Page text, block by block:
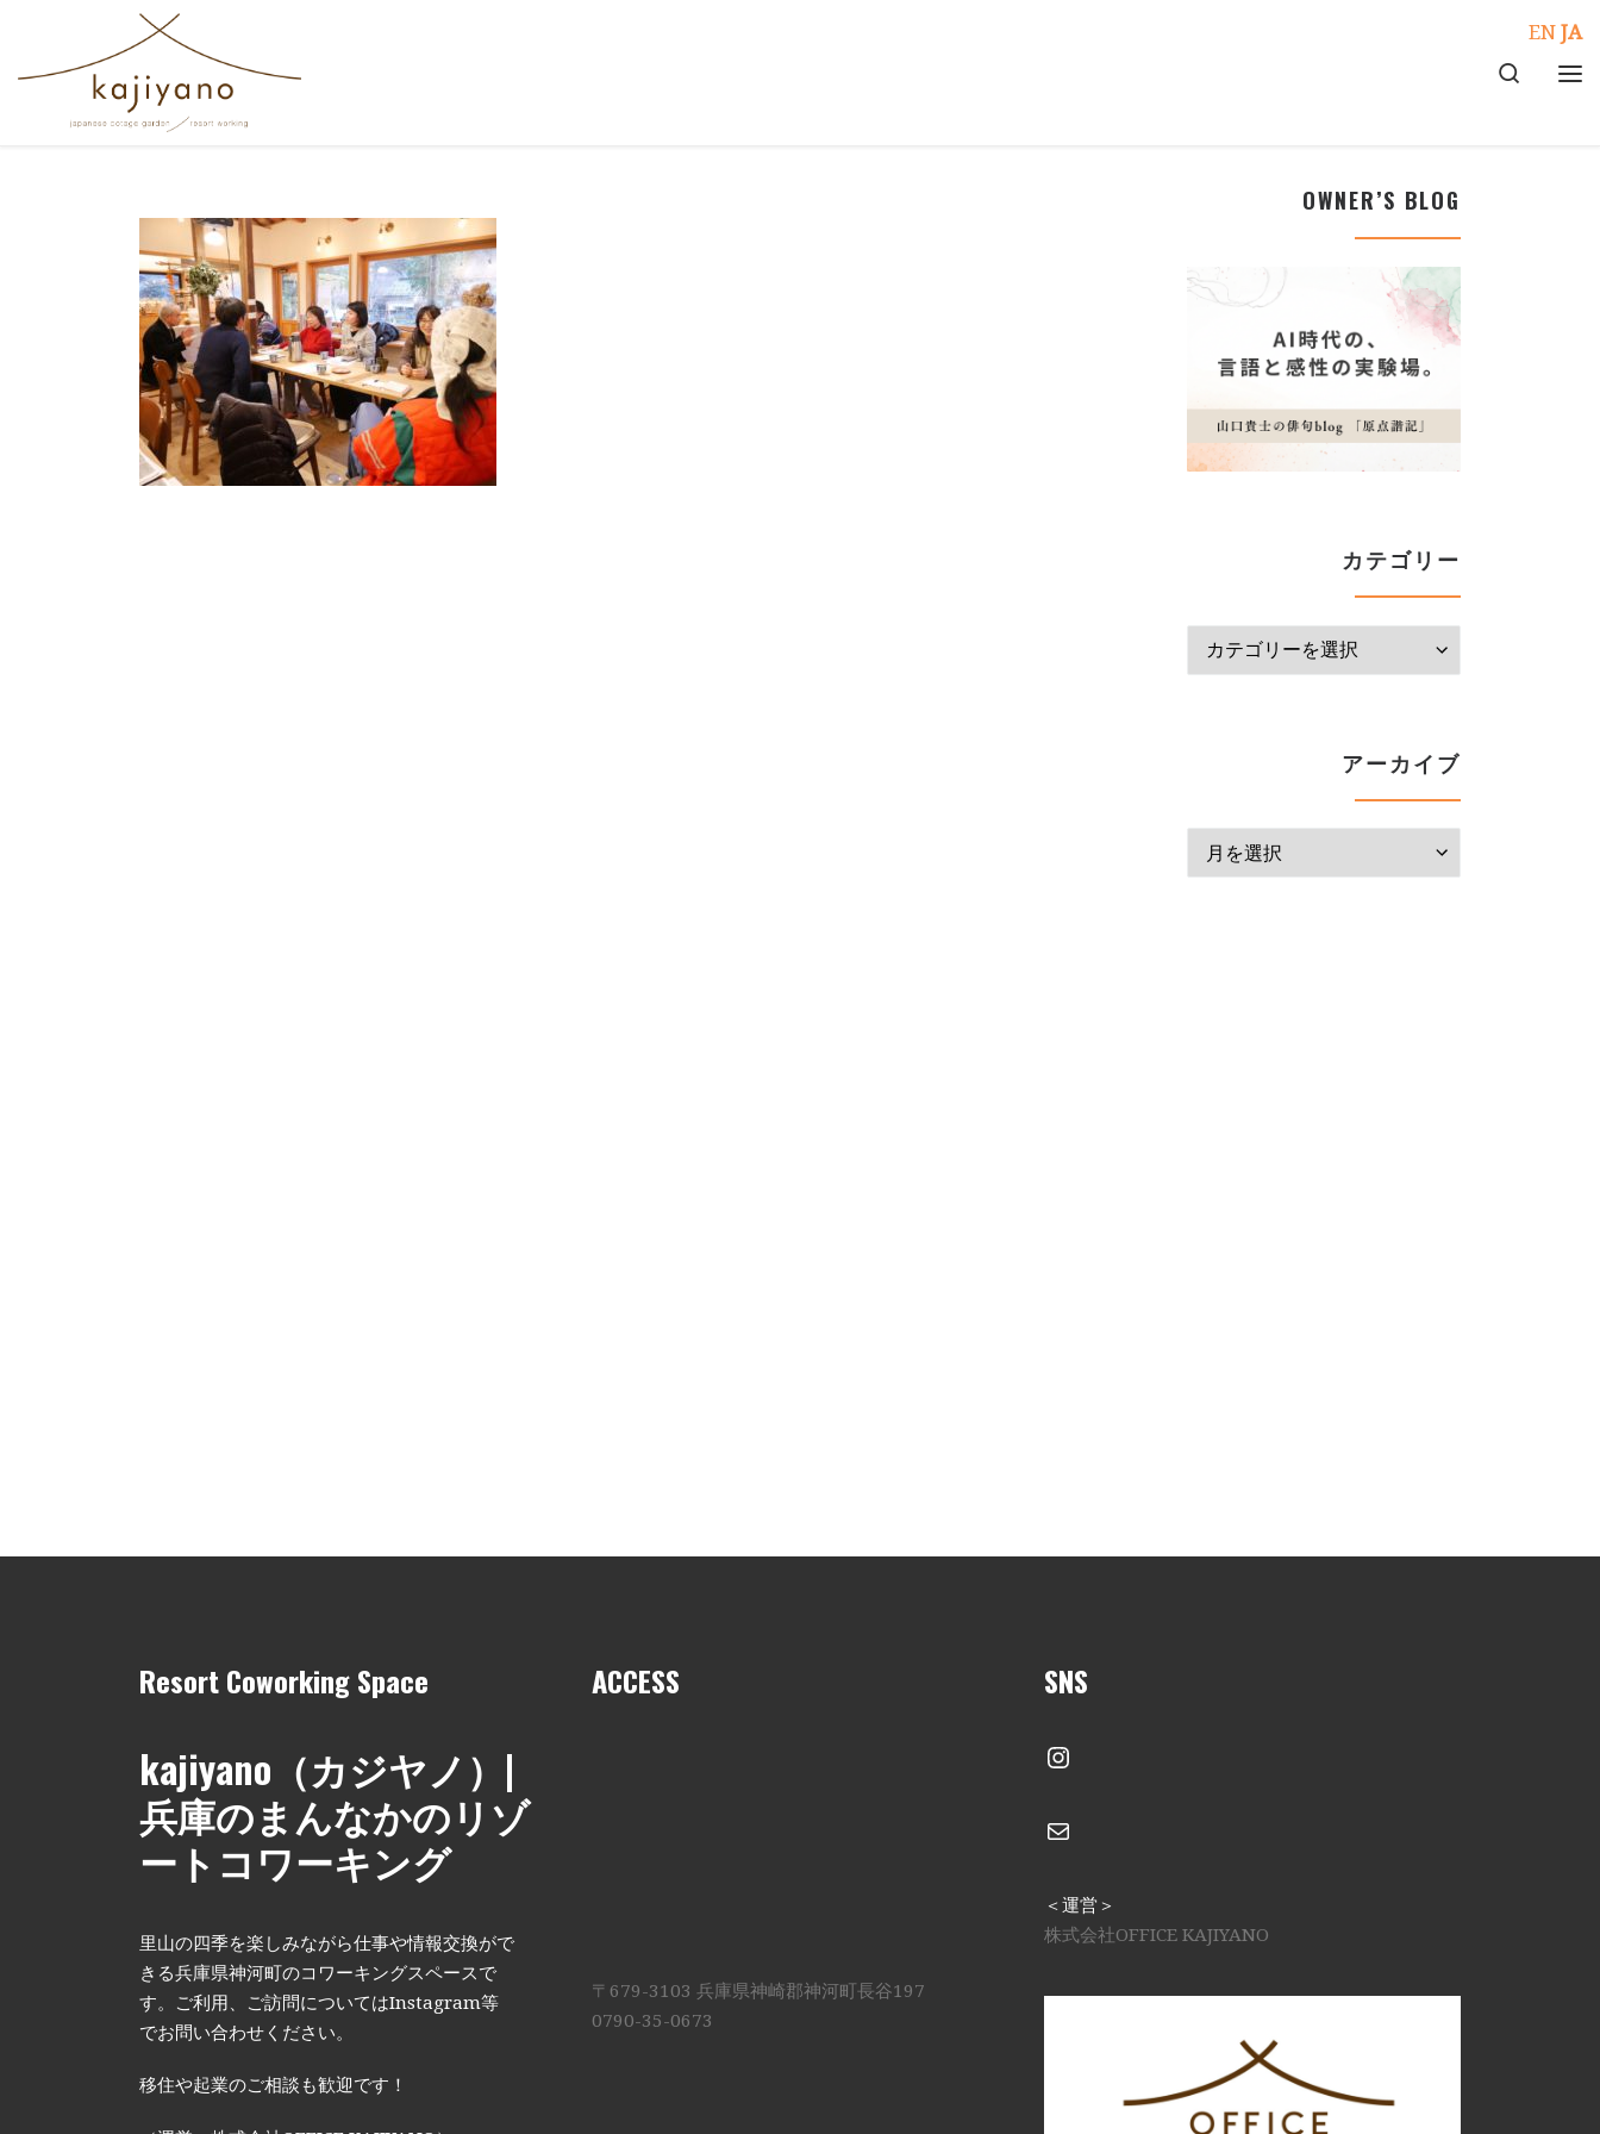
コンテンツへスキップ
Search
OWNER’S BLOG
カテゴリー
アーカイブ
Resort Coworking Space
kajiyano（カジヤノ）|
兵庫のまんなかのリゾ
ートコワーキング
里山の四季を楽しみながら仕事や情報交換がで
きる兵庫県神河町のコワーキングスペースで
す。ご利用、ご訪問についてはInstagram等
でお問い合わせください。
移住や起業のご相談も歓迎です！
ACCESS
〒679-3103 兵庫県神崎郡神河町長谷197
0790-35-0673
SNS
Instagram
メール
＜運営＞
株式会社OFFICE KAJIYANO
EN JA